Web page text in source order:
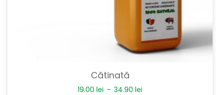
Cătinată
19.00 lei – 34.90 lei